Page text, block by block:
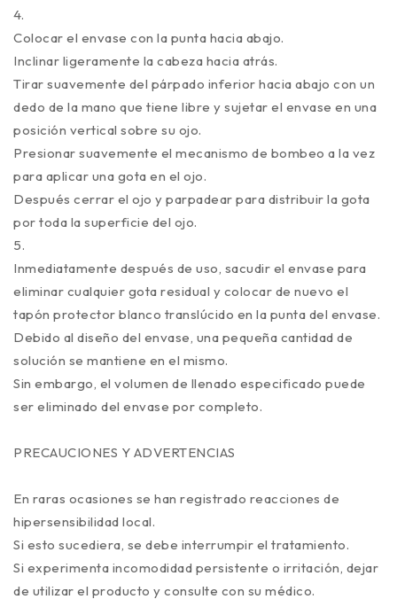
4.
Colocar el envase con la punta hacia abajo.
Inclinar ligeramente la cabeza hacia atrás.
Tirar suavemente del párpado inferior hacia abajo con un
dedo de la mano que tiene libre y sujetar el envase en una
posición vertical sobre su ojo.
Presionar suavemente el mecanismo de bombeo a la vez
para aplicar una gota en el ojo.
Después cerrar el ojo y parpadear para distribuir la gota
por toda la superficie del ojo.
5.
Inmediatamente después de uso, sacudir el envase para
eliminar cualquier gota residual y colocar de nuevo el
tapón protector blanco translúcido en la punta del envase.
Debido al diseño del envase, una pequeña cantidad de
solución se mantiene en el mismo.
Sin embargo, el volumen de llenado especificado puede
ser eliminado del envase por completo.
PRECAUCIONES Y ADVERTENCIAS
En raras ocasiones se han registrado reacciones de
hipersensibilidad local.
Si esto sucediera, se debe interrumpir el tratamiento.
Si experimenta incomodidad persistente o irritación, dejar
de utilizar el producto y consulte con su médico.